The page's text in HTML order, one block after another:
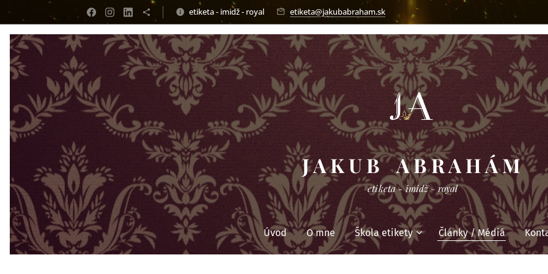
etiketa - imidž - royal etiketa@jakubabraham.sk
J A K U B A B R A H Á M
etiketa - imidž - royal
Úvod O mne Škola etikety Články / Médiá